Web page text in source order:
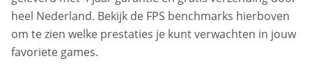
heel Nederland. Bekijk de FPS benchmarks hierboven
om te zien welke prestaties je kunt verwachten in jouw
favoriete games.